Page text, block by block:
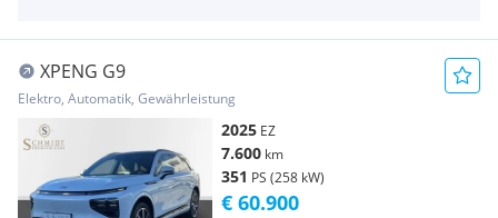
XPENG G9
Elektro, Automatik, Gewährleistung
2025 EZ
7.600 km
351 PS (258 kW)
€ 60.900